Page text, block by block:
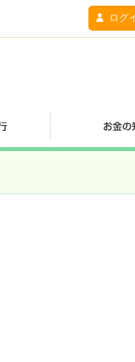
ログ